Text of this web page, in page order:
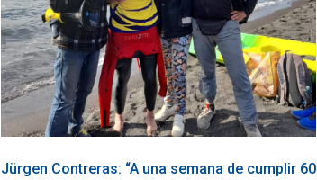
Jürgen Contreras: “A una semana de cumplir 60